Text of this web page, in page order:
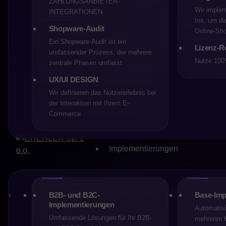
INTEGRATIONEN
Shopware-Audit
Ein Shopware-Audit ist ein
umfassender Prozess, der mehrere
zentrale Phasen umfasst
UX/UI DESIGN
Wir definieren das Nutzererlebnis bei
der Interaktion mit Ihrem E-
Commerce
Wir
Ins, um
Lizenz-
Nutze
Implementierungen
B2B- und B2C-
Implementierungen
Umfassende Lösungen für Ihr B2B-
Base-
mehreren
Technologie
deutlich, dass in einer sehr
Eine E-Commerce-
reaktiv oder aufgeschoben
Technologie, desto